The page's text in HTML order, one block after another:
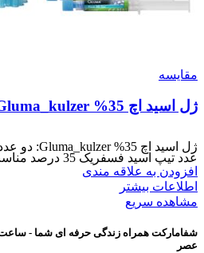
مقایسه
ژل اسید اچ Gluma_kulzer %35
عدد تیپ اسید فسفریک 35 درصد مناسب برای
افزودن به علاقه مندی
اطلاعات بیشتر
مشاهده سریع
عصر